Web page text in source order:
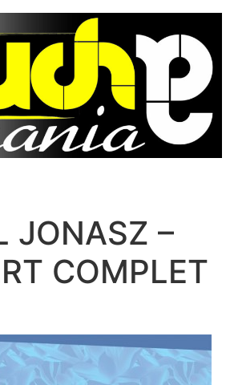
JONASZ –
COMPLET